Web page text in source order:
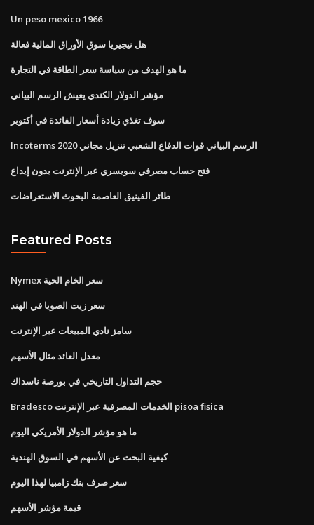
Un peso mexico 1966
هل نيجيريا سوق الأوراق المالية فعالة
ما هو الهدف من سياسة سعر الطاقة في التجارة
مؤشر الدولار الكندي يعيش الرسم البياني
سوف تغذي زيادة أسعار الفائدة في أكتوبر
Incoterms 2020 الرسم البياني قوات الدفاع الشعبي تنزيل مجاني
فتح حساب مصرفي سويسري عبر الإنترنت بدون إيداع
طائر الفينيق العاصمة البحوث الاستعراضات
Featured Posts
Nymex سعر الخام الحية
سعر زيت الصويا في الهند
سامز نادي المبيعات عبر الإنترنت
معدل العائد مثال الأسهم
حجم التداول التاريخي في بورصة ناسداك
Bradesco الخدمات المصرفية عبر الإنترنت pisoa fisica
ما هو مؤشر الدولار الأمريكي اليوم
كيفية البحث عن الأسهم في السوق الهندية
سعر صرف بنك زامبيا لهذا اليوم
قيمة مؤشر الأسهم